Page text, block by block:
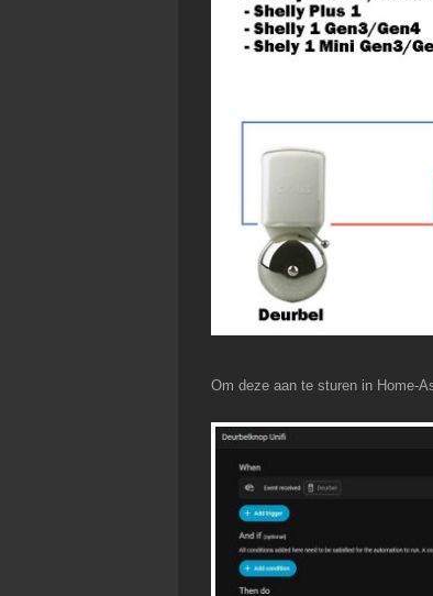
Om deze aan te sturen in Home-